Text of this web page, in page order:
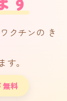
クチンの き
。
無料